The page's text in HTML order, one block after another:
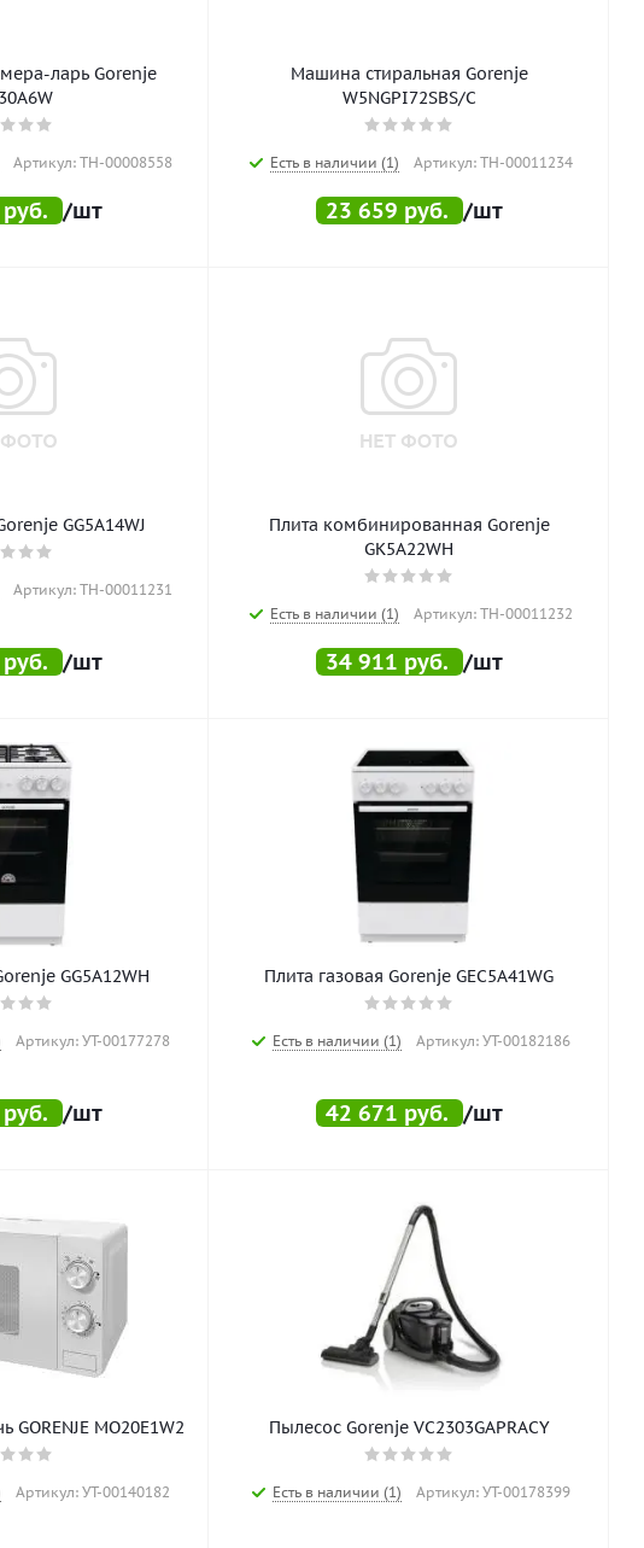
ларь Gorenje
Артикул: ТН-00008558
руб. /шт
Машина стиральная Gorenje
W5NGPI72SBS/C
Есть в наличии (1) Артикул: ТН-00011234
23 659 руб. /шт
GG5A14WJ
Артикул: ТН-00011231
руб. /шт
Плита комбинированная Gorenje
GK5A22WH
Есть в наличии (1) Артикул: ТН-00011232
34 911 руб. /шт
GG5A12WH
Артикул: УТ-00177278
руб. /шт
Плита газовая Gorenje GEC5A41WG
Есть в наличии (1) Артикул: УТ-00182186
42 671 руб. /шт
MO20E1W2
Артикул: УТ-00140182
Пылесос Gorenje VC2303GAPRACY
Есть в наличии (1) Артикул: УТ-00178399